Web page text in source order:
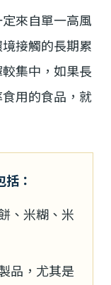
來自單一高風
接觸的長期累
集中，如果長
用的食品，就
：
、米糊、米
品，尤其是